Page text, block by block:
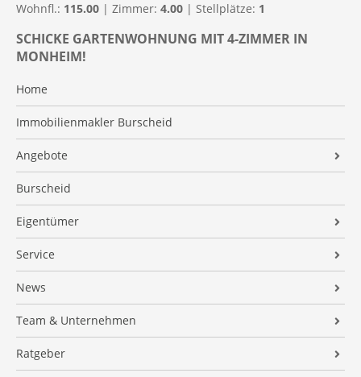
SCHICKE GARTENWOHNUNG MIT 4-ZIMMER IN
MONHEIM!
Home
Immobilienmakler Burscheid
Angebote
Alle Kaufimmobilien
Alle Kaufimmobilien (GU)
Alle Mietimmobilien
Neubauprojekte
Burscheid
Eigentümer
Für Verkäufer – Unsere Garantie
Für Verkäufer – Unsere Serviceleistungen
Marktwert ermitteln
Für Vermieter
Immobilien-Verrentung
Service
Finanzierung
Finanzierungsrechner
Altersvorsorge
News
Marktbericht
Team & Unternehmen
Team
Leitsätze
Ratgeber
Wohnfl.: 115.00 | Zimmer: 4.00 | Stellplätze: 1